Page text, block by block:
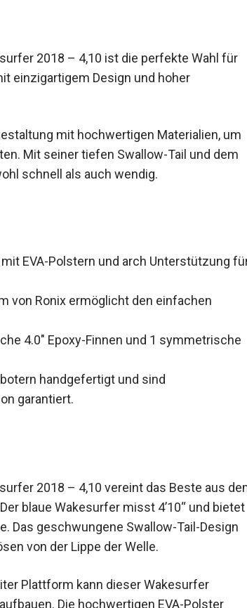
2018 – 4,10 ist die perfekte Wahl für
einzigartigem Design und hoher
mit hochwertigen Materialien, um
Mit seiner tiefen Swallow-Tail und dem
schnell als auch wendig.
EVA-Polstern und arch Unterstützung
von Ronix ermöglicht den einfachen
4.0″ Epoxy-Finnen und 1 symmetrische
handgefertigt und sind
garantiert.
2018 – 4,10 vereint das Beste aus
Der blaue Wakesurfer misst 4’10“ und
Drive. Das geschwungene Swallow-Tail-
Lösen von der Lippe der Welle.
Plattform kann dieser Wakesurfer
Die hochwertigen EVA-Polster